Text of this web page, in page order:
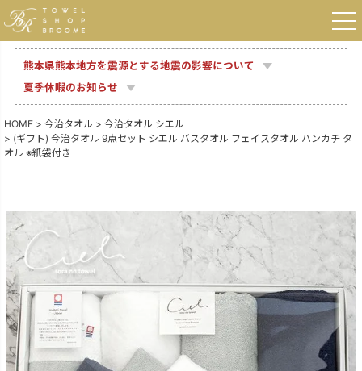
熊本県熊本地方を震源とする地震の影響について
夏季休暇のお知らせ
HOME 今治タオル
今治タオル シエル
(ギフト) 今治タオル 9点セット シエル バスタオル フェイスタオル ハンカチ タ
オル ※紙袋付き